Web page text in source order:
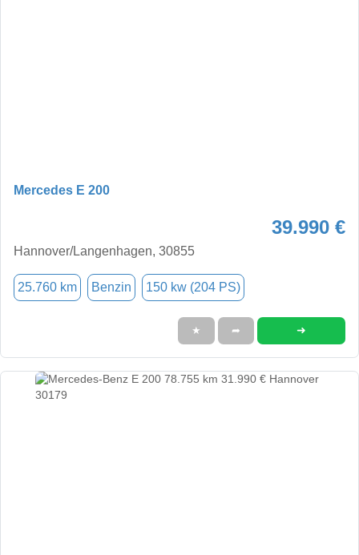
Mercedes E 200
39.990 €
Hannover/Langenhagen, 30855
25.760 km Benzin 150 kw (204 PS)
★ ➦ ➜